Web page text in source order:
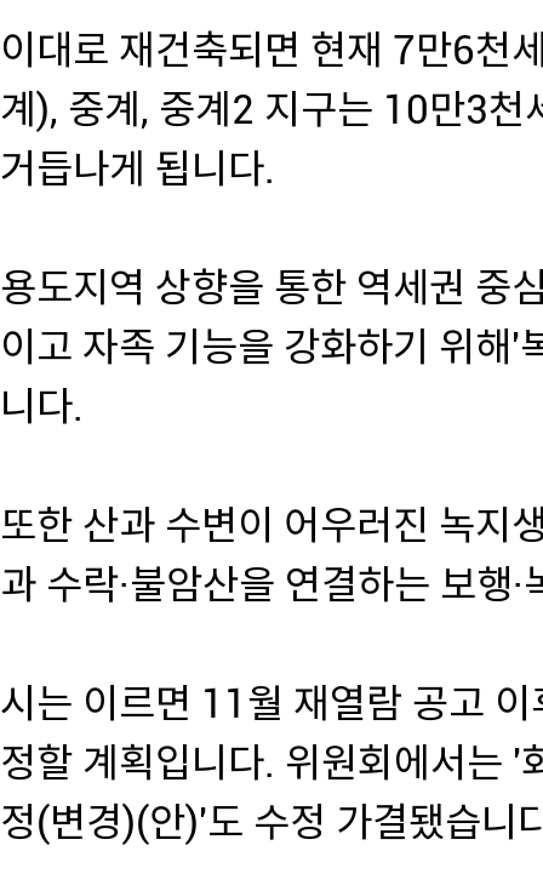
이대로 재건축되면 현재 7만6천
계), 중계, 중계2 지구는 10만3천
거듭나게 됩니다.
용도지역 상향을 통한 역세권 중
이고 자족 기능을 강화하기 위해'
니다.
또한 산과 수변이 어우러진 녹지
과 수락·불암산을 연결하는 보행
시는 이르면 11월 재열람 공고
정할 계획입니다. 위원회에서는 '
정(변경)(안)'도 수정 가결됐습니